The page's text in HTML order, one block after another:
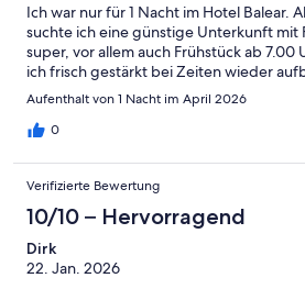
Ich war nur für 1 Nacht im Hotel Balear.
suchte ich eine günstige Unterkunft mit
super, vor allem auch Frühstück ab 7.00
ich frisch gestärkt bei Zeiten wieder
Aufenthalt von 1 Nacht im April 2026
0
Verifizierte Bewertung
10/10 – Hervorragend
Dirk
22. Jan. 2026